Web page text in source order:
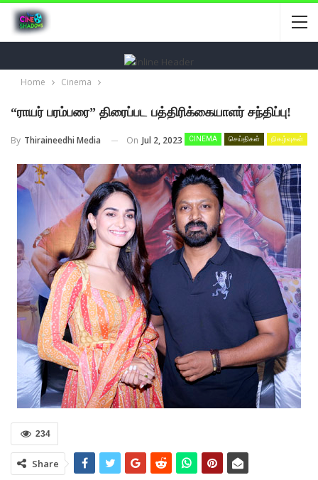
Home Cinema
“ராயர் பரம்பரை” திரைப்பட பத்திரிக்கையாளர் சந்திப்பு!
CINEMA செய்திகள் நிகழ்வுகள்
By Thiraineedhi Media On Jul 2, 2023
234
Share